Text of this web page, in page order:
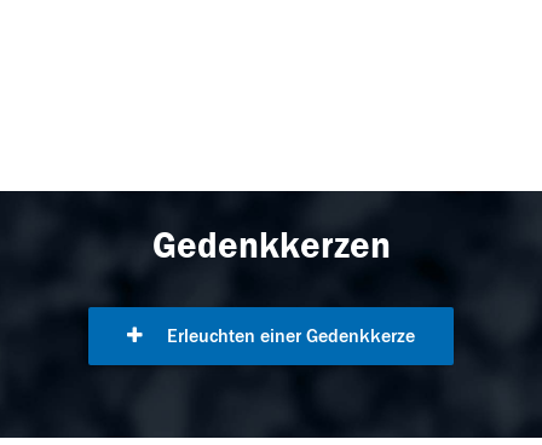
Gedenkkerzen
Erleuchten einer Gedenkkerze